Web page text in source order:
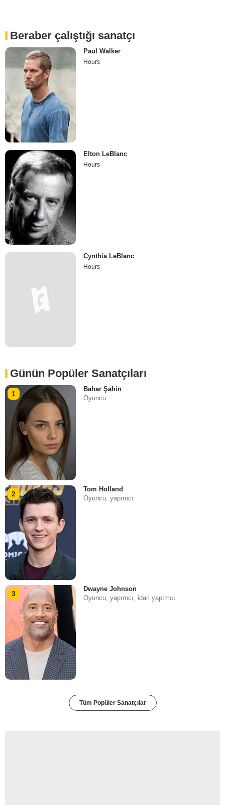
Beraber çalıştığı sanatçı
Paul Walker
Hours
Elton LeBlanc
Hours
Cynthia LeBlanc
Hours
Günün Popüler Sanatçıları
1
Bahar Şahin
Oyuncu
2
Tom Holland
Oyuncu, yapımcı
3
Dwayne Johnson
Oyuncu, yapımcı, i̇dari yapımcı
Tüm Popüler Sanatçılar